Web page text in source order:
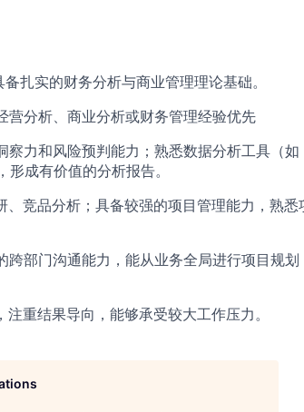
扎实的财务分析与商业管理理论基础。​
分析、商业分析或财务管理经验优先
力和风险预判能力；熟悉数据分析工具（如
成有价值的分析报告。​
竞品分析；具备较强的项目管理能力，熟悉
部门沟通能力，能从业务全局进行项目规划
重结果导向，能够承受较大工作压力。